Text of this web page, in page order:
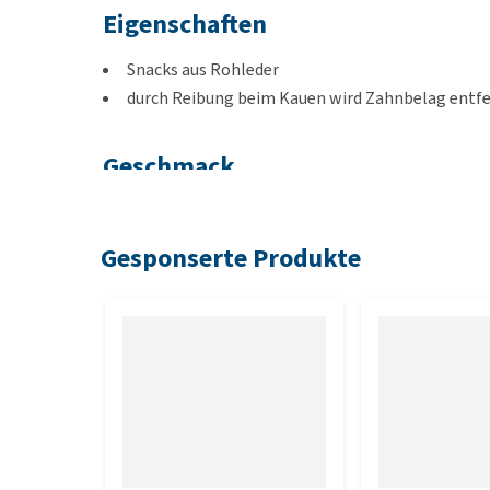
Eigenschaften
Snacks aus Rohleder
durch Reibung beim Kauen wird Zahnbelag
Geschmack
Inhalte
Gesponserte Produkte